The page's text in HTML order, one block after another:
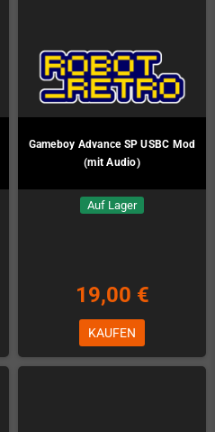
Gameboy Advance SP USBC Mod
(mit Audio)
Auf Lager
19,00 €
KAUFEN